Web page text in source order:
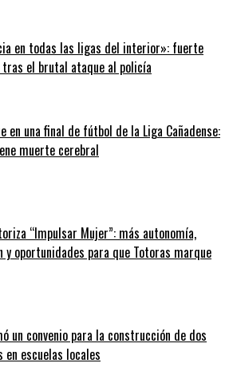
en todas las ligas del interior»: fuerte
el brutal ataque al policía
en una final de fútbol de la Liga Cañadense:
muerte cerebral
“Impulsar Mujer”: más autonomía,
y oportunidades para que Totoras marque
un convenio para la construcción de dos
en escuelas locales